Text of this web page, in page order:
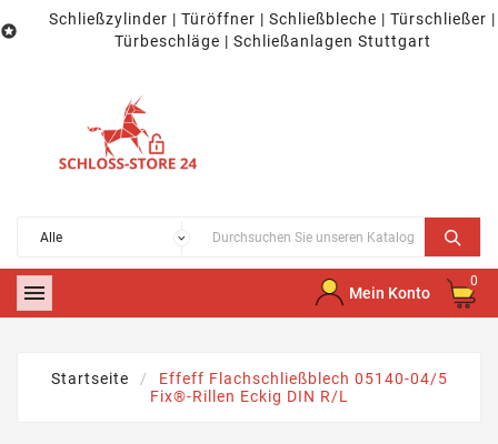

Schließzylinder | Türöffner | Schließbleche | Türschließer |
Türbeschläge | Schließanlagen Stuttgart
 Mein Konto
0
Startseite
Effeff Flachschließblech 05140-04/5
Fix®-Rillen Eckig DIN R/L